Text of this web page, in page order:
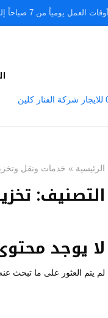
أوقات العمل يومياً من 7 صباحاً إلى 12 ليلاً
الرئيسية » خدمات ونقل
التصنيف:
لا يوجد
لم يتم العثور على ما تبحث